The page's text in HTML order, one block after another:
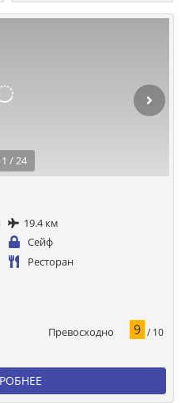
1 / 24
19.4 км
Сейф
Ресторан
Превосходно 9 / 10